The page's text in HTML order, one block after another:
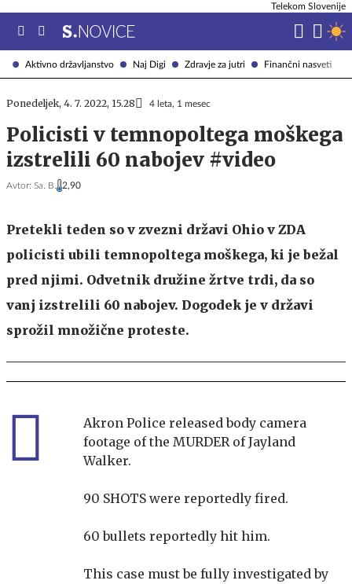
Aktivno državljanstvo Naj Digi Zdravje za jutri Finančni nasveti
Telekom Slovenije
Ponedeljek, 4. 7. 2022, 15.28 4 leta, 1 mesec
Policisti v temnopoltega moškega
izstrelili 60 nabojev #video
Avtor: Sa. B. 2,90
Pretekli teden so v zvezni državi Ohio v ZDA
policisti ubili temnopoltega moškega, ki je bežal
pred njimi. Odvetnik družine žrtve trdi, da so
vanj izstrelili 60 nabojev. Dogodek je v državi
sprožil množične proteste.
Akron Police released body camera
footage of the MURDER of Jayland
Walker.
90 SHOTS were reportedly fired.
60 bullets reportedly hit him.
This case must be fully investigated by